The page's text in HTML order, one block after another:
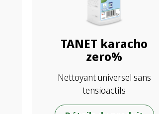
TANET karacho
zero%
Nettoyant universel sans
tensioactifs